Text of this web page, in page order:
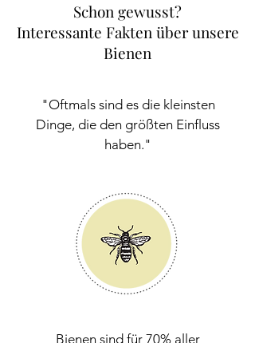
Schon gewusst?
Interessante Fakten über unsere
Bienen
"Oftmals sind es die kleinsten
Dinge, die den größten Einfluss
haben."
Bienen sind für 70% aller